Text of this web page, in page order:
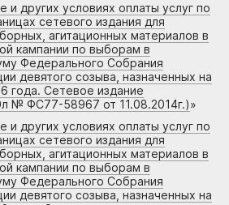
и других условиях оплаты услуг по
сетевого издания для
агитационных материалов в
кампании по выборам в
Федерального Собрания
девятого созыва, назначенных на
года. Сетевое издание
№ ФС77-58967 от 11.08.2014г.)»
и других условиях оплаты услуг по
сетевого издания для
агитационных материалов в
кампании по выборам в
Федерального Собрания
девятого созыва, назначенных на